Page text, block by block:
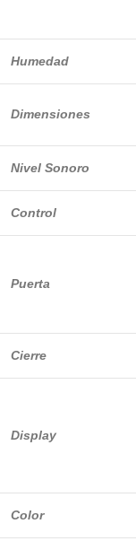
Humedad
Dimensiones
Nivel Sonoro
Control
Puerta
Cierre
Display
Color